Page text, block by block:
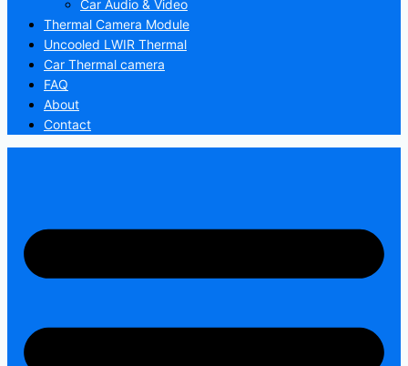
Car Audio & Video
Thermal Camera Module
Uncooled LWIR Thermal
Car Thermal camera
FAQ
About
Contact